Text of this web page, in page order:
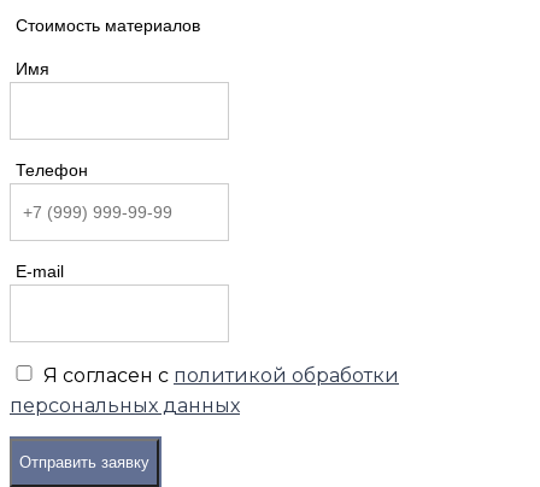
Стоимость материалов
Имя
Телефон
E-mail
Я согласен с политикой обработки
персональных данных
Отправить заявку